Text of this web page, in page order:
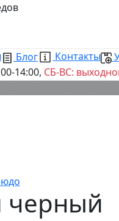
Блог Контакты
14:00, CБ-ВС:
черный